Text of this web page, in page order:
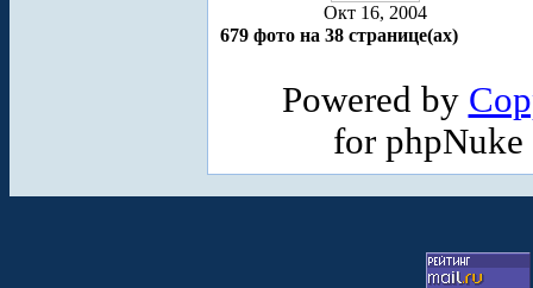
Окт 16, 2004
679 фото на 38 странице(ах)
Powered by
for